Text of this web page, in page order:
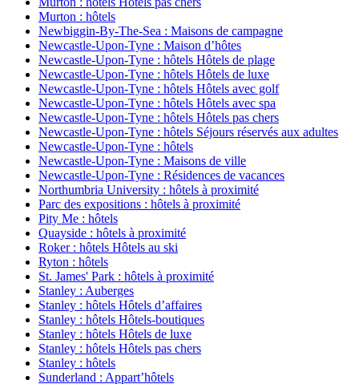
Murton : hôtels
Newbiggin-By-The-Sea : Maisons de campagne
Newcastle-Upon-Tyne : Maison d’hôtes
Newcastle-Upon-Tyne : hôtels Hôtels de plage
Newcastle-Upon-Tyne : hôtels Hôtels de luxe
Newcastle-Upon-Tyne : hôtels Hôtels avec golf
Newcastle-Upon-Tyne : hôtels Hôtels avec spa
Newcastle-Upon-Tyne : hôtels Hôtels pas chers
Newcastle-Upon-Tyne : hôtels Séjours réservés aux adultes
Newcastle-Upon-Tyne : hôtels
Newcastle-Upon-Tyne : Maisons de ville
Newcastle-Upon-Tyne : Résidences de vacances
Northumbria University : hôtels à proximité
Parc des expositions : hôtels à proximité
Pity Me : hôtels
Quayside : hôtels à proximité
Roker : hôtels Hôtels au ski
Ryton : hôtels
St. James' Park : hôtels à proximité
Stanley : Auberges
Stanley : hôtels Hôtels d’affaires
Stanley : hôtels Hôtels-boutiques
Stanley : hôtels Hôtels de luxe
Stanley : hôtels Hôtels pas chers
Stanley : hôtels
Sunderland : Appart’hôtels